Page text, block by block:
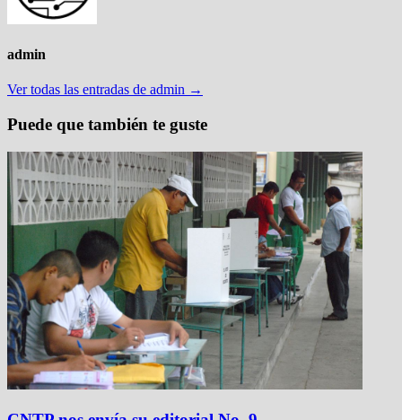
admin
Ver todas las entradas de admin →
Puede que también te guste